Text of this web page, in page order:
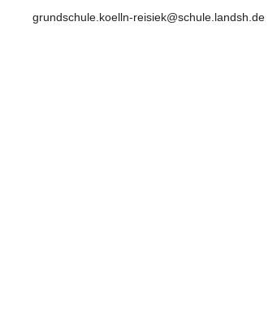
grundschule.koelln-reisiek@schule.landsh.de